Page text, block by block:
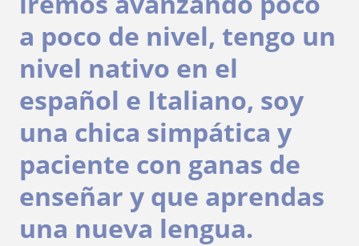
a poco de nivel, tengo un
nivel nativo en el
español e Italiano, soy
una chica simpática y
paciente con ganas de
enseñar y que aprendas
una nueva lengua.